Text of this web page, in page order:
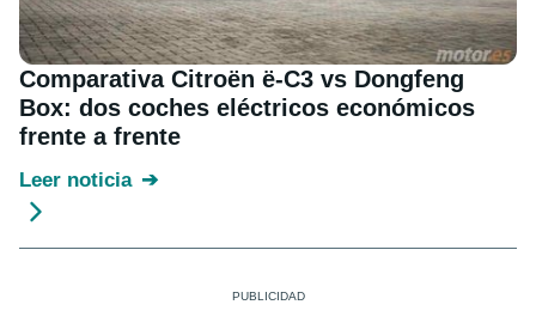
Comparativa Citroën ë-C3 vs Dongfeng
Box: dos coches eléctricos económicos
frente a frente
Leer noticia